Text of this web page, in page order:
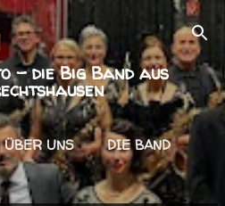
Hauptbereich
- die Big Band aus
ÜBER UNS
DIE BAND
BUCHEN
MEHR…